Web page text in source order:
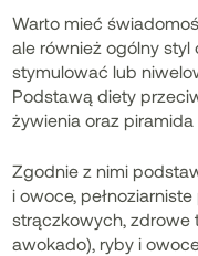
Warto mieć
ale również ogólny
stymulować lub
Podstawą diety
żywienia oraz
Zgodnie z nimi
i owoce,
strączkowych, zdrowe
awokado), ryby i